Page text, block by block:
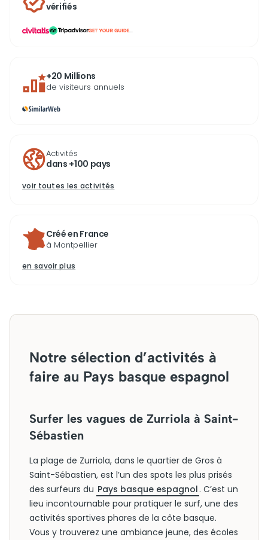
vérifiés
...
+20 Millions
de visiteurs annuels
Activités
dans +100 pays
voir toutes les activités
Créé en France
à Montpellier
en savoir plus
Notre sélection d’activités à
faire au Pays basque espagnol
Surfer les vagues de Zurriola à Saint-
Sébastien
La plage de Zurriola, dans le quartier de Gros à
Saint-Sébastien, est l’un des spots les plus prisés
des surfeurs du Pays basque espagnol . C’est un
lieu incontournable pour pratiquer le surf, une des
activités sportives phares de la côte basque.
Vous y trouverez une ambiance jeune, des écoles